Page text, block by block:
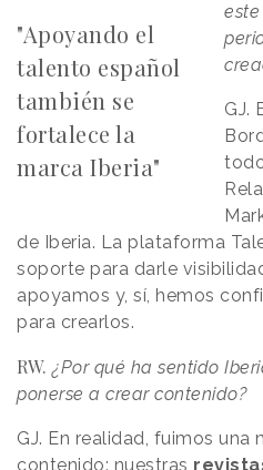
"Apoyando el
talento español
también se
fortalece la
marca Iberia"
GJ.
de Iberia. La plataforma
soporte para darle
apoyamos y, sí, hemos
para crearlos.
RW.¿Por qué ha sentido
ponerse a crear contenido?
GJ. En realidad, fuimos una
contenido: nuestras